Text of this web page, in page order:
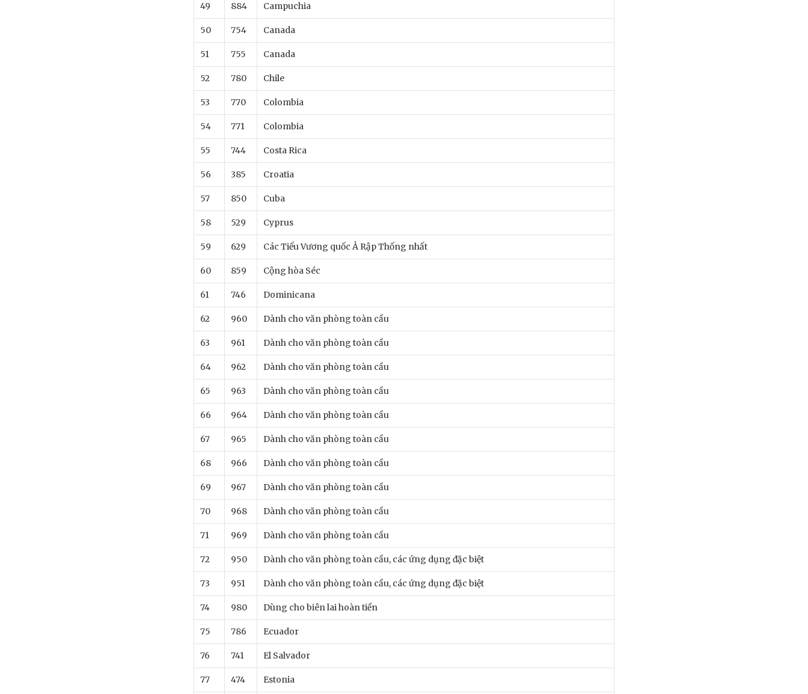
49 884 Campuchia
50 754 Canada
51 755 Canada
52 780 Chile
53 770 Colombia
54 771 Colombia
55 744 Costa Rica
56 385 Croatia
57 850 Cuba
58 529 Cyprus
59 629 Các Tiểu Vương quốc Ả Rập Thống nhất
60 859 Cộng hòa Séc
61 746 Dominicana
62 960 Dành cho văn phòng toàn cầu
63 961 Dành cho văn phòng toàn cầu
64 962 Dành cho văn phòng toàn cầu
65 963 Dành cho văn phòng toàn cầu
66 964 Dành cho văn phòng toàn cầu
67 965 Dành cho văn phòng toàn cầu
68 966 Dành cho văn phòng toàn cầu
69 967 Dành cho văn phòng toàn cầu
70 968 Dành cho văn phòng toàn cầu
71 969 Dành cho văn phòng toàn cầu
72 950 Dành cho văn phòng toàn cầu, các ứng dụng đặc biệt
73 951 Dành cho văn phòng toàn cầu, các ứng dụng đặc biệt
74 980 Dùng cho biên lai hoàn tiền
75 786 Ecuador
76 741 El Salvador
77 474 Estonia